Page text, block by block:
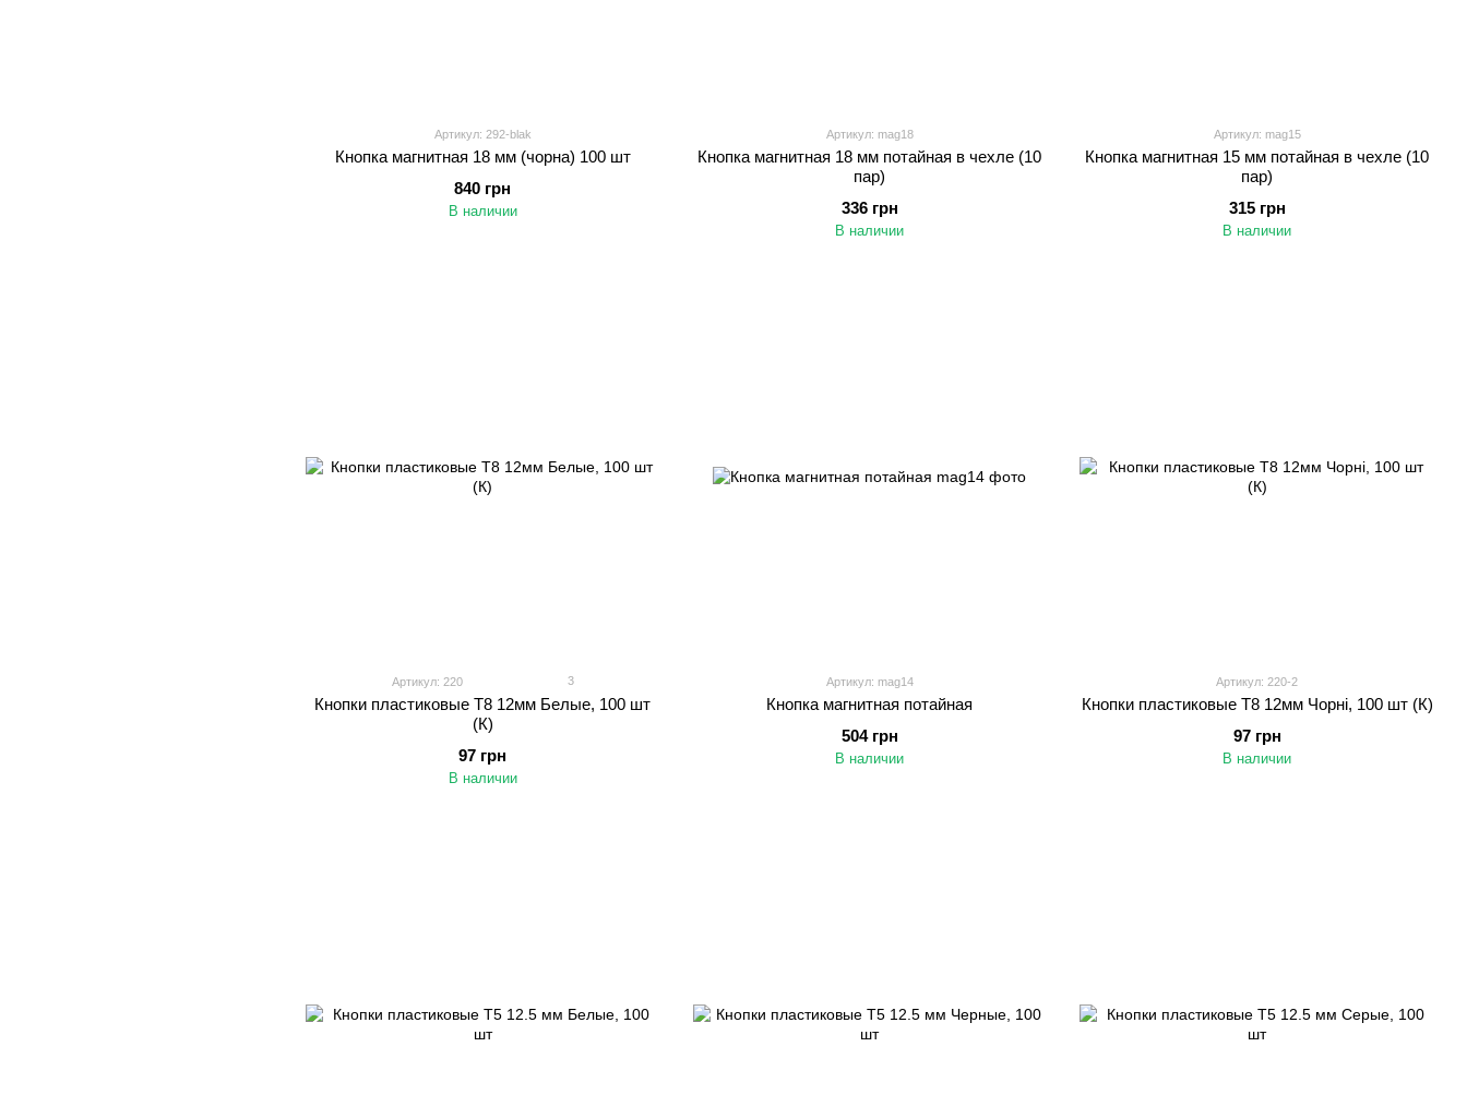
Артикул: 292-blak
Кнопка магнитная 18 мм (чорна) 100 шт
840 грн
В наличии
Артикул: mag18
Кнопка магнитная 18 мм потайная в чехле (10
пар)
336 грн
В наличии
Артикул: mag15
Кнопка магнитная 15 мм потайная в чехле (10
пар)
315 грн
В наличии
Артикул: 220 3
Кнопки пластиковые Т8 12мм Белые, 100 шт
(К)
97 грн
В наличии
Артикул: mag14
Кнопка магнитная потайная
504 грн
В наличии
Артикул: 220-2
Кнопки пластиковые Т8 12мм Чорні, 100 шт (К)
97 грн
В наличии